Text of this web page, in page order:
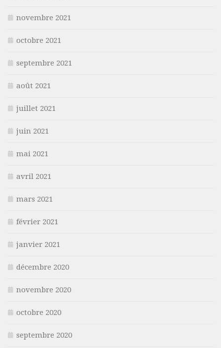
novembre 2021
octobre 2021
septembre 2021
août 2021
juillet 2021
juin 2021
mai 2021
avril 2021
mars 2021
février 2021
janvier 2021
décembre 2020
novembre 2020
octobre 2020
septembre 2020